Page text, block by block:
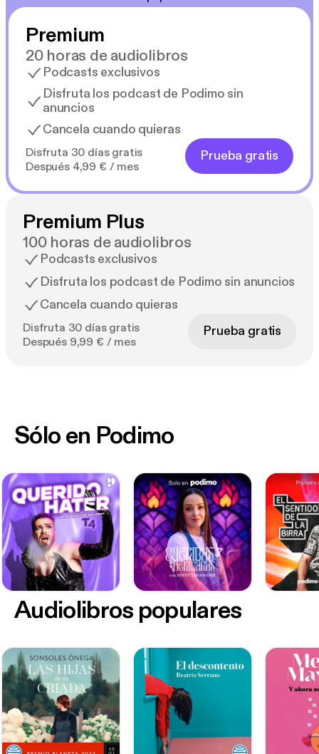
Premium
20 horas de audiolibros
Podcasts exclusivos
Disfruta los podcast de Podimo sin
anuncios
Cancela cuando quieras
Disfruta 30 días gratis
Después 4,99 € / mes
Prueba gratis
Premium Plus
100 horas de audiolibros
Podcasts exclusivos
Disfruta los podcast de Podimo sin anuncios
Cancela cuando quieras
Disfruta 30 días gratis
Después 9,99 € / mes
Prueba gratis
Sólo en Podimo
Audiolibros populares